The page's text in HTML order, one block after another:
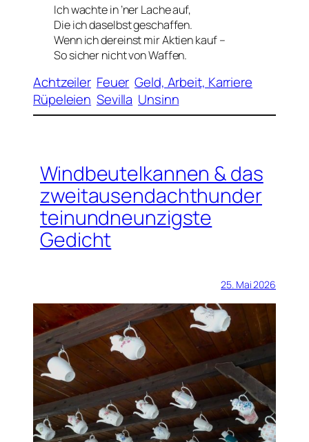
Ich wachte in ’ner Lache auf,
Die ich daselbst geschaffen.
Wenn ich dereinst mir Aktien kauf –
So sicher nicht von Waffen.
Achtzeiler Feuer Geld, Arbeit, Karriere
Rüpeleien Sevilla Unsinn
Windbeutelkannen & das
zweitausendachthunder
teinundneunzigste
Gedicht
25. Mai 2026